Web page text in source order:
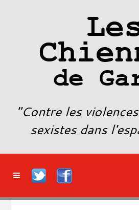
de
"Contre les
sexistes dans